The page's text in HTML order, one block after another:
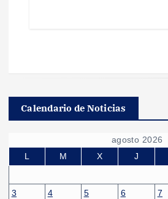
Calendario de Noticias
agosto 2026
L
M X J
3
4 5 6 7